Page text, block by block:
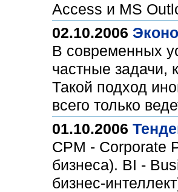
Access и MS
02.10.2006
В современных
частные задачи,
Такой подход
всего только
01.10.2006
CPM - Corporate
бизнеса). BI -
бизнес-